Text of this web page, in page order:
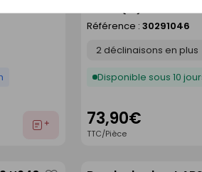
Ajouter
comme
Référence : 30291046
Disponible sous 10
73,90€
TTC/Pièce